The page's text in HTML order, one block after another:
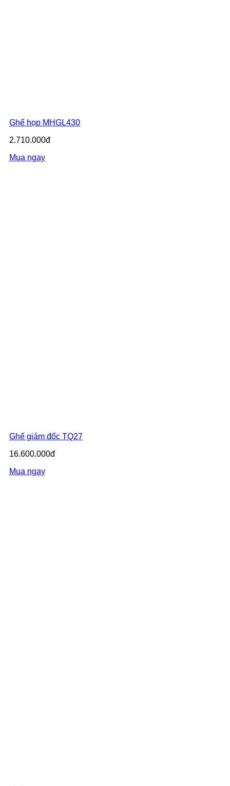
Ghế họp MHGL430
2.710.000đ
Mua ngay
Ghế giám đốc TQ27
16.600.000đ
Mua ngay